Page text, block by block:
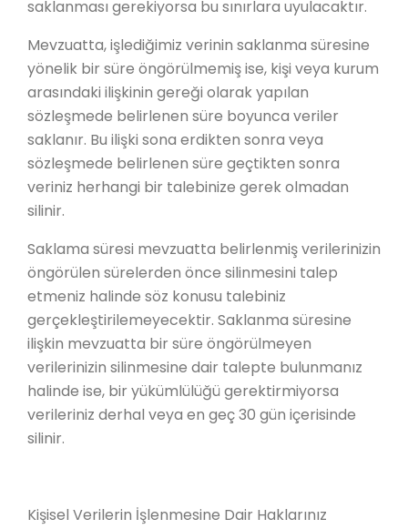
saklanması gerekiyorsa bu sınırlara uyulacaktır.
Mevzuatta, işlediğimiz verinin saklanma süresine
yönelik bir süre öngörülmemiş ise, kişi veya kurum
arasındaki ilişkinin gereği olarak yapılan
sözleşmede belirlenen süre boyunca veriler
saklanır. Bu ilişki sona erdikten sonra veya
sözleşmede belirlenen süre geçtikten sonra
veriniz herhangi bir talebinize gerek olmadan
silinir.
Saklama süresi mevzuatta belirlenmiş verilerinizin
öngörülen sürelerden önce silinmesini talep
etmeniz halinde söz konusu talebiniz
gerçekleştirilemeyecektir. Saklanma süresine
ilişkin mevzuatta bir süre öngörülmeyen
verilerinizin silinmesine dair talepte bulunmanız
halinde ise, bir yükümlülüğü gerektirmiyorsa
verileriniz derhal veya en geç 30 gün içerisinde
silinir.
Kişisel Verilerin İşlenmesine Dair Haklarınız